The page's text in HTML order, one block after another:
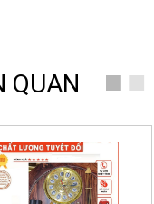
QUAN
- 50%